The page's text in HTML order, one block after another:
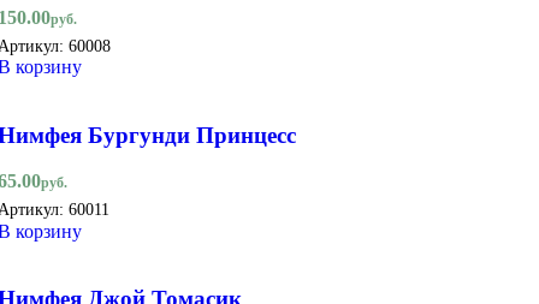
руб.
60008
корзину
Бургунди Принцесс
руб.
60011
корзину